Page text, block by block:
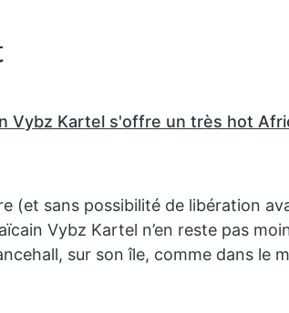
Vybz Kartel s'offre un très hot
(et sans possibilité de libération
Vybz Kartel n’en reste pas
sur son île, comme dans le